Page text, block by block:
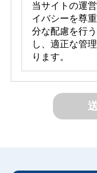
当サイトの運
イバシーを尊
分な配慮を行
し、適正な管
ります。
【個人情報の
a) お客様のご
をご提供する